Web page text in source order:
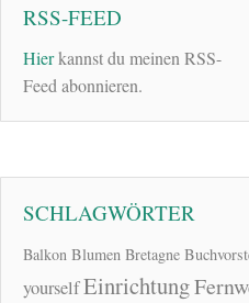
RSS-FEED
Hierkannst du meinen RSS-
Feed abonnieren.
SCHLAGWÖRTER
Balkon Blumen Bretagne
yourselfEinrichtung